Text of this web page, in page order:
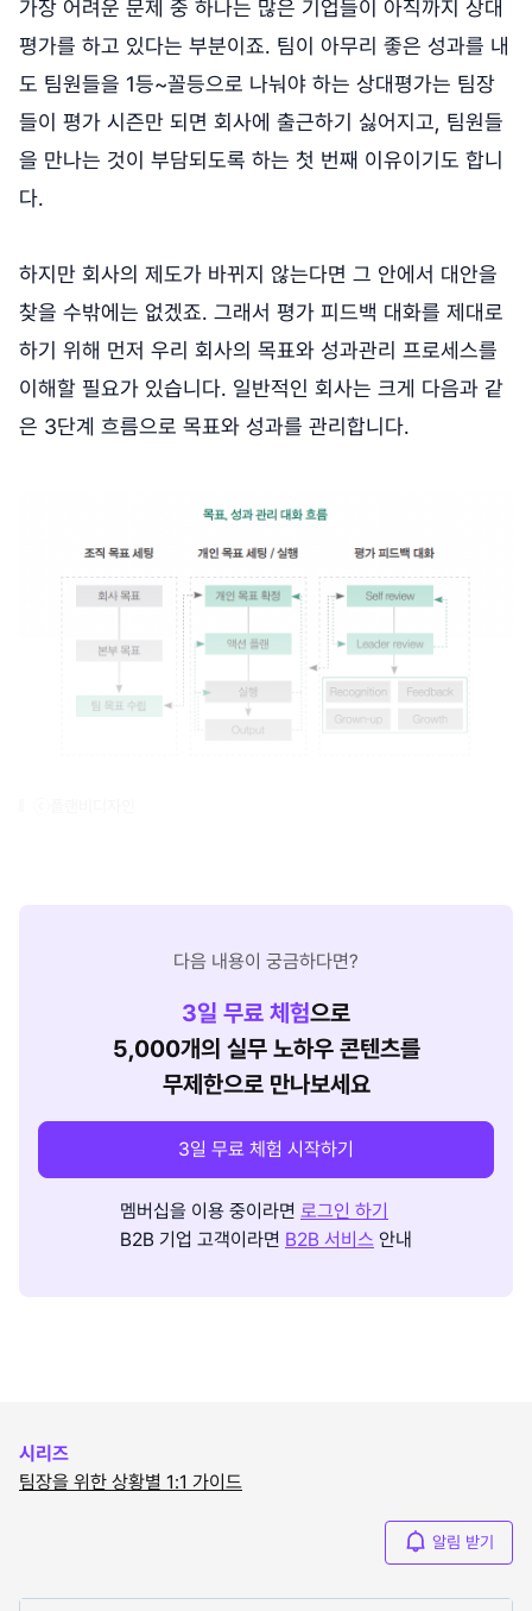
가장 어려운 문제 중 하나는 많은 기업들이 아직까지 상대
평가를 하고 있다는 부분이죠. 팀이 아무리 좋은 성과를 내
도 팀원들을 1등~꼴등으로 나눠야 하는 상대평가는 팀장
들이 평가 시즌만 되면 회사에 출근하기 싫어지고, 팀원들
을 만나는 것이 부담되도록 하는 첫 번째 이유이기도 합니
다.
하지만 회사의 제도가 바뀌지 않는다면 그 안에서 대안을
찾을 수밖에는 없겠죠. 그래서 평가 피드백 대화를 제대로
하기 위해 먼저 우리 회사의 목표와 성과관리 프로세스를
이해할 필요가 있습니다. 일반적인 회사는 크게 다음과 같
은 3단계 흐름으로 목표와 성과를 관리합니다.
다음 내용이 궁금하다면?
3일 무료 체험으로
5,000개의 실무 노하우 콘텐츠를
무제한으로 만나보세요
3일 무료 체험 시작하기
멤버십을 이용 중이라면 로그인 하기
B2B 기업 고객이라면 B2B 서비스 안내
시리즈
팀장을 위한 상황별 1:1 가이드
알림 받기